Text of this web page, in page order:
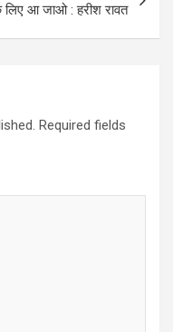
लिए आ जाओ : हरीश रावत
Required fields